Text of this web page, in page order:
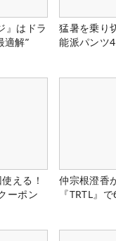
』はドラ
適解”
猛暑を乗り
能派パンツ
える！
ーポン
仲宗根澄香
『TRTL』